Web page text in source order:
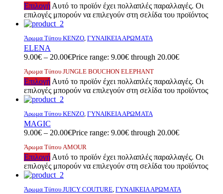
Επιλογή Αυτό το προϊόν έχει πολλαπλές παραλλαγές. Οι
επιλογές μπορούν να επιλεγούν στη σελίδα του προϊόντος
Άρωμα Τύπου KENZO ΓΥΝΑΙΚΕΙΑ ΑΡΩΜΑΤΑ
ELENA
9.00€ – 20.00€Price range: 9.00€ through 20.00€
Άρωμα Τύπου JUNGLE BOUCHON ELEPHANT
Επιλογή Αυτό το προϊόν έχει πολλαπλές παραλλαγές. Οι
επιλογές μπορούν να επιλεγούν στη σελίδα του προϊόντος
Άρωμα Τύπου KENZO ΓΥΝΑΙΚΕΙΑ ΑΡΩΜΑΤΑ
MAGIC
9.00€ – 20.00€Price range: 9.00€ through 20.00€
Άρωμα Τύπου AMOUR
Επιλογή Αυτό το προϊόν έχει πολλαπλές παραλλαγές. Οι
επιλογές μπορούν να επιλεγούν στη σελίδα του προϊόντος
Άρωμα Τύπου JUICY COUTURE ΓΥΝΑΙΚΕΙΑ ΑΡΩΜΑΤΑ